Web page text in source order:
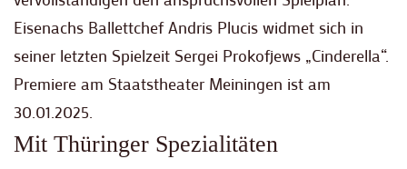
Eisenachs Ballettchef Andris Plucis widmet sich in
seiner letzten Spielzeit Sergei Prokofjews „Cinderella“.
Premiere am Staatstheater Meiningen ist am
30.01.2025.
Mit Thüringer Spezialitäten